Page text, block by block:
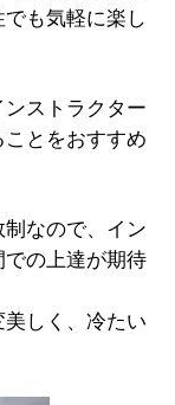
も気軽に楽し
ストラクター
とをおすすめ
なので、イン
の上達が期待
しく、冷たい